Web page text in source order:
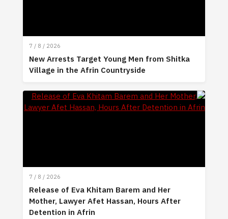
7 / 8 / 2026
New Arrests Target Young Men from Shitka
Village in the Afrin Countryside
7 / 8 / 2026
Release of Eva Khitam Barem and Her
Mother, Lawyer Afet Hassan, Hours After
Detention in Afrin